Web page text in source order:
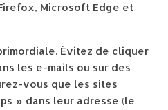
Microsoft Edge et
Évitez de cliquer
les e-mails ou sur des
vous que les sites
» dans leur adresse (le